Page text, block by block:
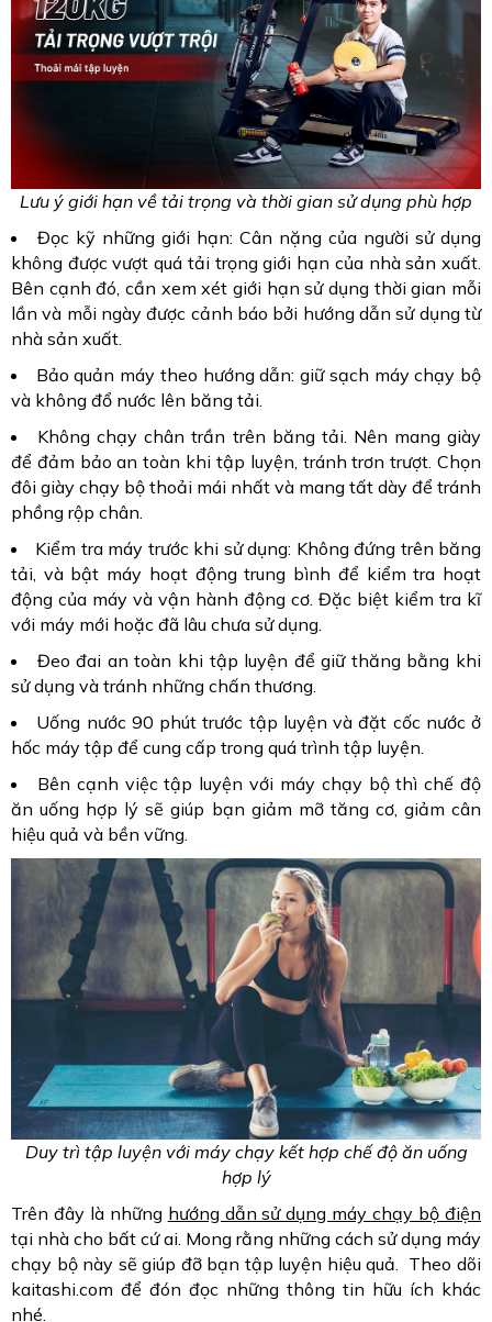
Lưu ý giới hạn về tải trọng và thời gian sử dụng phù hợp
Đọc kỹ những giới hạn: Cân nặng của người sử dụng
không được vượt quá tải trọng giới hạn của nhà sản xuất.
Bên cạnh đó, cần xem xét giới hạn sử dụng thời gian mỗi
lần và mỗi ngày được cảnh báo bởi hướng dẫn sử dụng từ
nhà sản xuất.
Bảo quản máy theo hướng dẫn: giữ sạch máy chạy bộ
và không đổ nước lên băng tải.
Không chạy chân trần trên băng tải. Nên mang giày
để đảm bảo an toàn khi tập luyện, tránh trơn trượt. Chọn
đôi giày chạy bộ thoải mái nhất và mang tất dày để tránh
phồng rộp chân.
Kiểm tra máy trước khi sử dụng: Không đứng trên băng
tải, và bật máy hoạt động trung bình để kiểm tra hoạt
động của máy và vận hành động cơ. Đặc biệt kiểm tra kĩ
với máy mới hoặc đã lâu chưa sử dụng.
Đeo đai an toàn khi tập luyện để giữ thăng bằng khi
sử dụng và tránh những chấn thương.
Uống nước 90 phút trước tập luyện và đặt cốc nước ở
hốc máy tập để cung cấp trong quá trình tập luyện.
Bên cạnh việc tập luyện với máy chạy bộ thì chế độ
ăn uống hợp lý sẽ giúp bạn giảm mỡ tăng cơ, giảm cân
hiệu quả và bền vững.
Duy trì tập luyện với máy chạy kết hợp chế độ ăn uống
hợp lý
Trên đây là những hướng dẫn sử dụng máy chạy bộ điện
tại nhà cho bất cứ ai. Mong rằng những cách sử dụng máy
chạy bộ này sẽ giúp đỡ bạn tập luyện hiệu quả. Theo dõi
kaitashi.com để đón đọc những thông tin hữu ích khác
nhé.